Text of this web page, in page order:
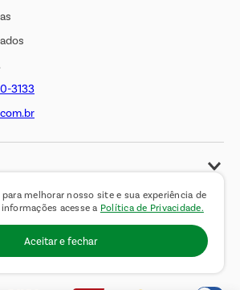
melhorar nosso site e sua experiência de
acesse a Política de Privacidade.
Aceitar e fechar
3133